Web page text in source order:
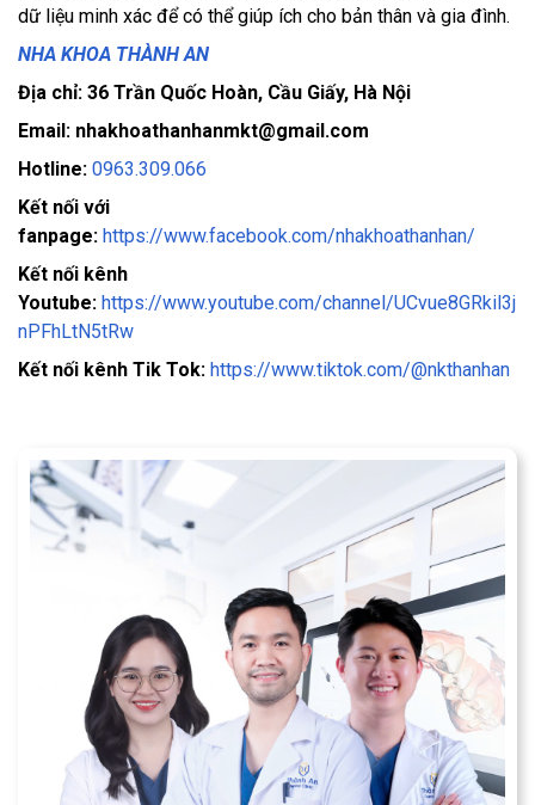
dữ liệu minh xác để có thể giúp ích cho bản thân và gia đình.
NHA KHOA THÀNH AN
Địa chỉ: 36 Trần Quốc Hoàn, Cầu Giấy, Hà Nội
Email: nhakhoathanhanmkt@gmail.com
Hotline: 0963.309.066
Kết nối với
fanpage: https://www.facebook.com/nhakhoathanhan/
Kết nối kênh
Youtube: https://www.youtube.com/channel/UCvue8GRkil3j
nPFhLtN5tRw
Kết nối kênh Tik Tok: https://www.tiktok.com/@nkthanhan